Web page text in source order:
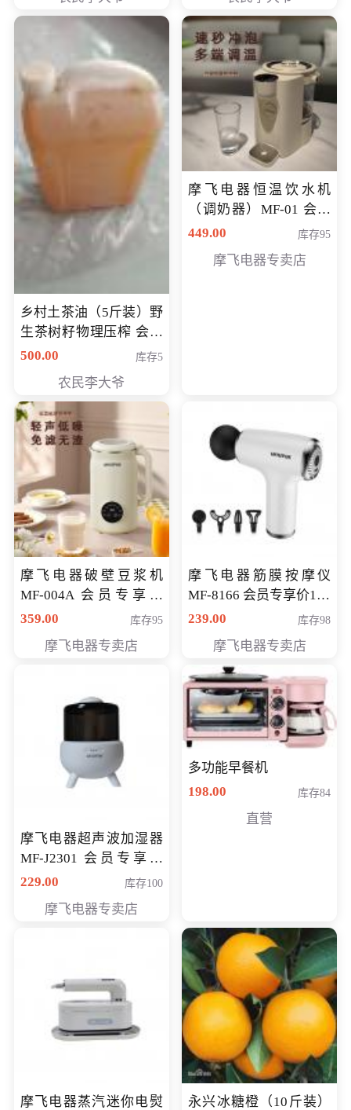
乡村土茶油（5斤装）野
生茶树籽物理压榨 会员
专享价400元
500.00 库存5
农民李大爷
摩飞电器恒温饮水机
（调奶器）MF-01 会员
专享价366元
449.00 库存95
摩飞电器专卖店
摩飞电器破壁豆浆机
MF-004A 会员专享价
168元
359.00 库存95
摩飞电器专卖店
摩飞电器筋膜按摩仪
MF-8166 会员专享价168
元
239.00 库存98
摩飞电器专卖店
摩飞电器超声波加湿器
MF-J2301 会员专享价
168元
229.00 库存100
摩飞电器专卖店
多功能早餐机
198.00
库存84
直营
摩飞电器蒸汽迷你电熨
永兴冰糖橙（10斤装）